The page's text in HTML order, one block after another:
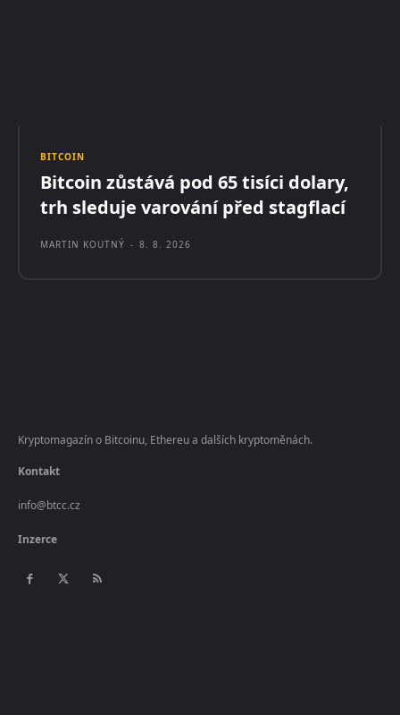
BITCOIN
Bitcoin zůstává pod 65 tisíci dolary,
trh sleduje varování před stagflací
MARTIN KOUTNÝ - 8. 8. 2026
Kryptomagazín o Bitcoinu, Ethereu a dalších kryptoměnách.
Kontakt
info@btcc.cz
Inzerce